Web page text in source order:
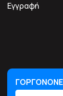
Εγγραφή